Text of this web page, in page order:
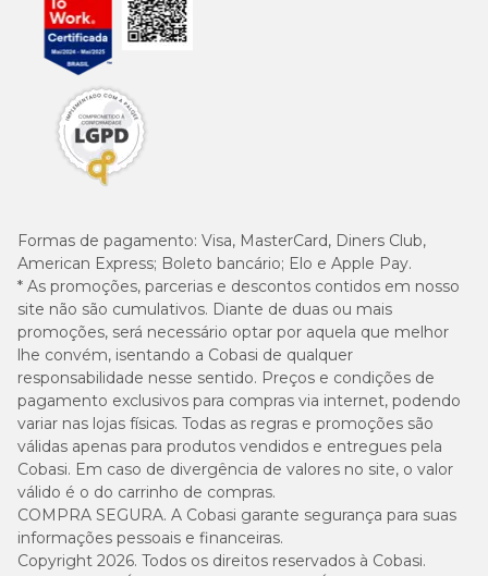
Formas de pagamento: Visa, MasterCard, Diners Club,
American Express; Boleto bancário; Elo e Apple Pay.
* As promoções, parcerias e descontos contidos em nosso
site não são cumulativos. Diante de duas ou mais
promoções, será necessário optar por aquela que melhor
lhe convém, isentando a Cobasi de qualquer
responsabilidade nesse sentido. Preços e condições de
pagamento exclusivos para compras via internet, podendo
variar nas lojas físicas. Todas as regras e promoções são
válidas apenas para produtos vendidos e entregues pela
Cobasi. Em caso de divergência de valores no site, o valor
válido é o do carrinho de compras.
COMPRA SEGURA. A Cobasi garante segurança para suas
informações pessoais e financeiras.
Copyright 2026. Todos os direitos reservados à Cobasi.